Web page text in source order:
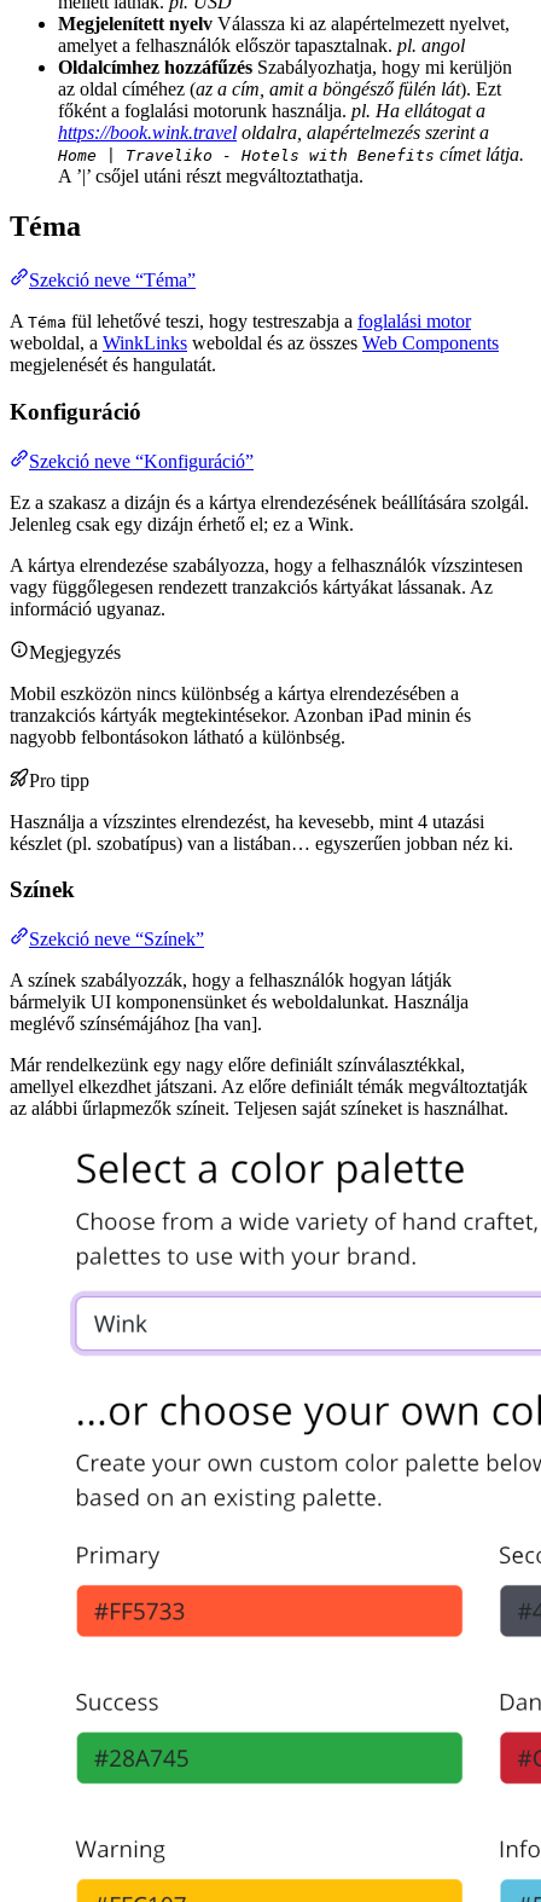
Megjelenített nyelv Válassza ki az alapértelmezett nyelvet,
amelyet a felhasználók először tapasztalnak. pl. angol
Oldalcímhez hozzáfűzés Szabályozhatja, hogy mi kerüljön
az oldal címéhez (az a cím, amit a böngésző fülén lát). Ezt
főként a foglalási motorunk használja. pl. Ha ellátogat a
https://book.wink.travel oldalra, alapértelmezés szerint a
Home | Traveliko - Hotels with Benefits címet látja.
A ’|’ csőjel utáni részt megváltoztathatja.
Téma
Szekció neve “Téma”
A Téma fül lehetővé teszi, hogy testreszabja a foglalási motor
weboldal, a WinkLinks weboldal és az összes Web Components
megjelenését és hangulatát.
Konfiguráció
Szekció neve “Konfiguráció”
Ez a szakasz a dizájn és a kártya elrendezésének beállítására szolgál.
Jelenleg csak egy dizájn érhető el; ez a Wink.
A kártya elrendezése szabályozza, hogy a felhasználók vízszintesen
vagy függőlegesen rendezett tranzakciós kártyákat lássanak. Az
információ ugyanaz.
Megjegyzés
Mobil eszközön nincs különbség a kártya elrendezésében a
tranzakciós kártyák megtekintésekor. Azonban iPad minin és
nagyobb felbontásokon látható a különbség.
Pro tipp
Használja a vízszintes elrendezést, ha kevesebb, mint 4 utazási
készlet (pl. szobatípus) van a listában… egyszerűen jobban néz ki.
Színek
Szekció neve “Színek”
A színek szabályozzák, hogy a felhasználók hogyan látják
bármelyik UI komponensünket és weboldalunkat. Használja
meglévő színsémájához [ha van].
Már rendelkezünk egy nagy előre definiált színválasztékkal,
amellyel elkezdhet játszani. Az előre definiált témák megváltoztatják
az alábbi űrlapmezők színeit. Teljesen saját színeket is használhat.